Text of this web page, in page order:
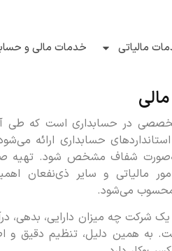
مالیاتی خدمات مالی و
در حسابداری است که طی
حسابداری ارائه
شفاف مشخص شود. تهیه
مالیاتی و سایر ذی‌نفعان
محسوب می‌شود.
چه میزان دارایی، بدهی،
به همین دلیل، تنظیم دقیق و